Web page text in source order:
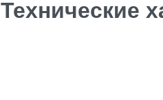
Технические